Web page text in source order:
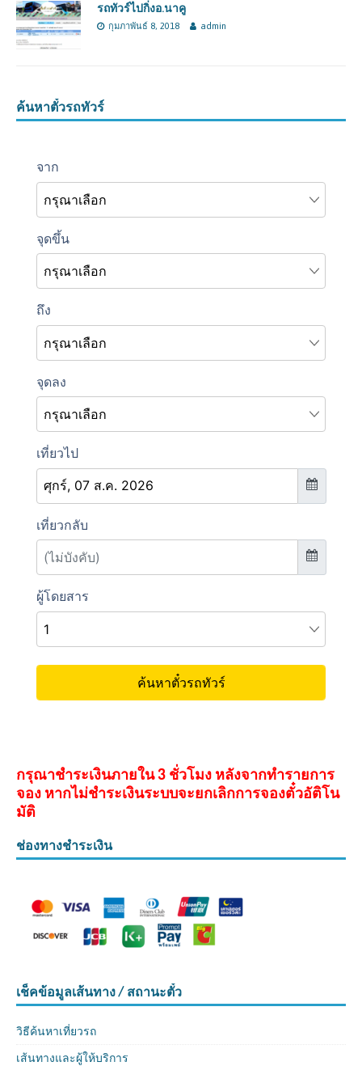
รถทัวร์ไปกิ่งอ.นาคู
กุมภาพันธ์ 8, 2018 admin
ค้นหาตั๋วรถทัวร์
กรุณาชำระเงินภายใน 3 ชั่วโมง หลังจากทำรายการ
จอง หากไม่ชำระเงินระบบจะยกเลิกการจองตั๋วอัติโน
มัติ
ช่องทางชำระเงิน
เช็คข้อมูลเส้นทาง / สถานะตั๋ว
วิธีค้นหาเที่ยวรถ
เส้นทางและผู้ให้บริการ